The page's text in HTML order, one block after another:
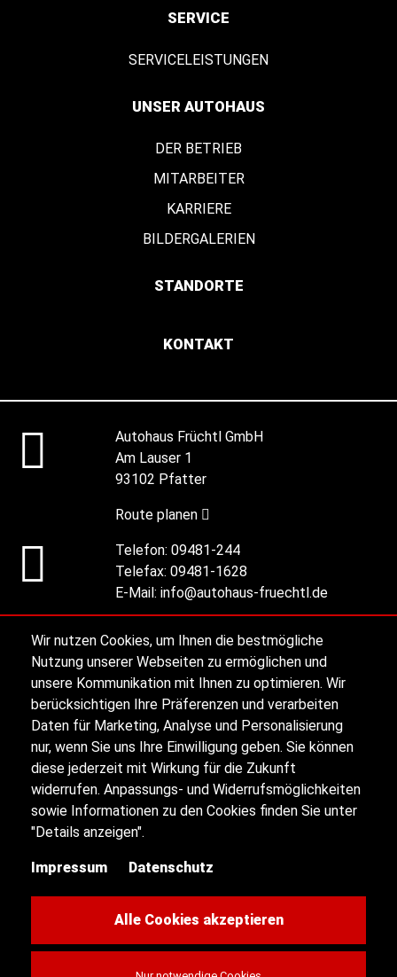
Wir nutzen Cookies, um Ihnen die bestmögliche
Nutzung unserer Webseiten zu ermöglichen und
unsere Kommunikation mit Ihnen zu optimieren. Wir
berücksichtigen Ihre Präferenzen und verarbeiten
Daten für Marketing, Analyse und Personalisierung
nur, wenn Sie uns Ihre Einwilligung geben. Sie können
diese jederzeit mit Wirkung für die Zukunft
widerrufen. Anpassungs- und Widerrufsmöglichkeiten
sowie Informationen zu den Cookies finden Sie unter
"Details anzeigen".
Impressum Datenschutz
Alle Cookies akzeptieren
SERVICE
SERVICELEISTUNGEN
UNSER AUTOHAUS
DER BETRIEB
MITARBEITER
KARRIERE
BILDERGALERIEN
STANDORTE
KONTAKT
Autohaus Früchtl GmbH
Am Lauser 1
93102 Pfatter
Route planen
Telefon: 09481-244
Telefax: 09481-1628
E-Mail: info@autohaus-fruechtl.de
Alle Öffnungszeiten
Impressum
Datenschutz
Sitemap